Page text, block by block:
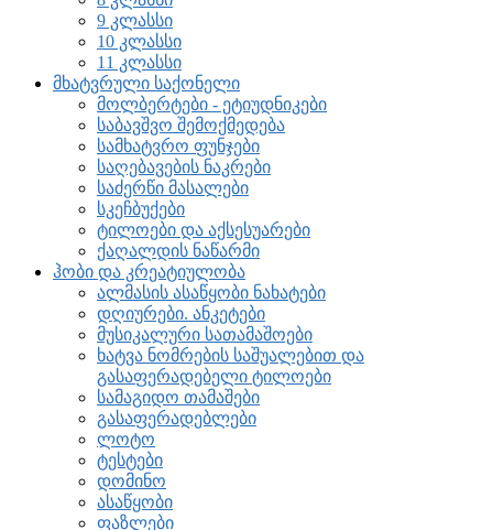
9 კლასსი
10 კლასსი
11 კლასსი
მხატვრული საქონელი
მოლბერტები - ეტიუდნიკები
საბავშვო შემოქმედება
სამხატვრო ფუნჯები
საღებავების ნაკრები
საძერწი მასალები
სკეჩბუქები
ტილოები და აქსესუარები
ქაღალდის ნაწარმი
ჰობი და კრეატიულობა
ალმასის ასაწყობი ნახატები
დღიურები. ანკეტები
მუსიკალური სათამაშოები
ხატვა ნომრების საშუალებით და
გასაფერადებელი ტილოები
სამაგიდო თამაშები
გასაფერადებლები
ლოტო
ტესტები
დომინო
ასაწყობი
ფაზლები